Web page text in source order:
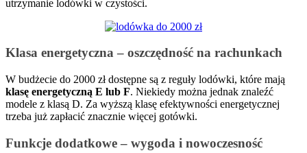
utrzymanie lodówki w czystości.
Klasa energetyczna – oszczędność na rachunkach
W budżecie do 2000 zł dostępne są z reguły lodówki, które mają
klasę energetyczną E lub F. Niekiedy można jednak znaleźć
modele z klasą D. Za wyższą klasę efektywności energetycznej
trzeba już zapłacić znacznie więcej gotówki.
Funkcje dodatkowe – wygoda i nowoczesność